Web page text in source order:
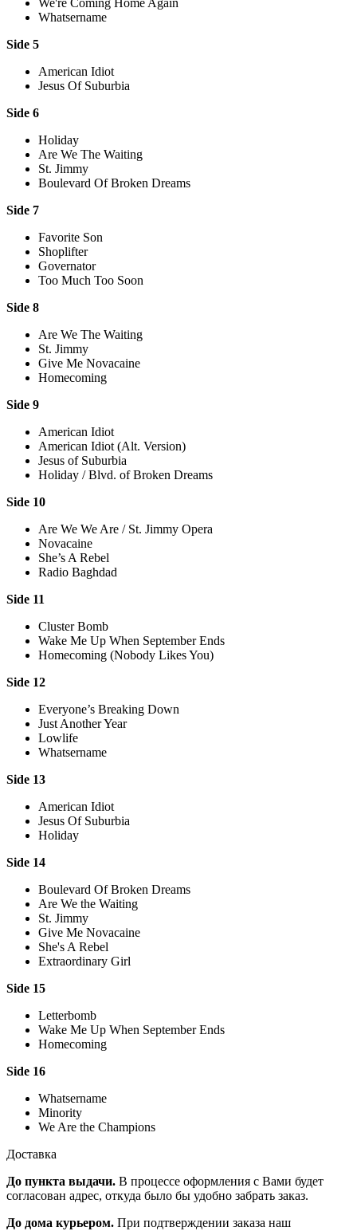
Whatsername
Side 5
American Idiot
Jesus Of Suburbia
Side 6
Holiday
Are We The Waiting
St. Jimmy
Boulevard Of Broken Dreams
Side 7
Favorite Son
Shoplifter
Governator
Too Much Too Soon
Side 8
Are We The Waiting
St. Jimmy
Give Me Novacaine
Homecoming
Side 9
American Idiot
American Idiot (Alt. Version)
Jesus of Suburbia
Holiday / Blvd. of Broken Dreams
Side 10
Are We We Are / St. Jimmy Opera
Novacaine
She’s A Rebel
Radio Baghdad
Side 11
Cluster Bomb
Wake Me Up When September Ends
Homecoming (Nobody Likes You)
Side 12
Everyone’s Breaking Down
Just Another Year
Lowlife
Whatsername
Side 13
American Idiot
Jesus Of Suburbia
Holiday
Side 14
Boulevard Of Broken Dreams
Are We the Waiting
St. Jimmy
Give Me Novacaine
She's A Rebel
Extraordinary Girl
Side 15
Letterbomb
Wake Me Up When September Ends
Homecoming
Side 16
Whatsername
Minority
We Are the Champions
Доставка
До пункта выдачи. В процессе оформления с Вами будет
согласован адрес, откуда было бы удобно забрать заказ.
До дома курьером. При подтверждении заказа наш